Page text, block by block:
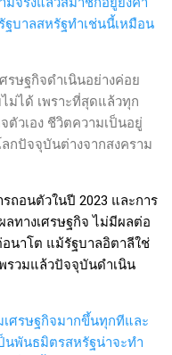
บาลสหรัฐทำเช่นนี้เหมือน
รษฐกิจดำเนินอย่างค่อย
ม่ได้ เพราะที่สุดแล้วทุก
ตัวเอง ชีวิตความเป็นอยู่
กปัจจุบันต่างจากสงคราม
รถอนตัวในปี 2023 และการ
ลทางเศรษฐกิจ ไม่มีผลต่อ
นาโต แม้รัฐบาลอิตาลีใช่
รวมแล้วปัจจุบันดำเนิน
ศรษฐกิจมากขึ้นทุกทีและ
นพันธมิตรสหรัฐน่าจะทำ